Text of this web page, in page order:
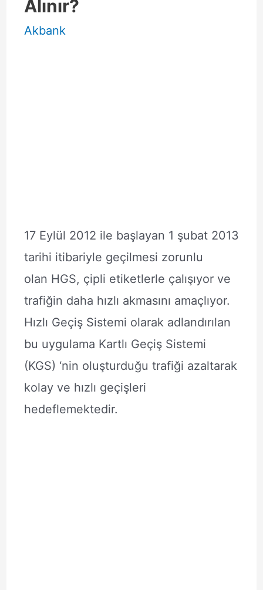
Alınır?
Akbank
17 Eylül 2012 ile başlayan 1 şubat 2013
tarihi itibariyle geçilmesi zorunlu
olan HGS, çipli etiketlerle çalışıyor ve
trafiğin daha hızlı akmasını amaçlıyor.
Hızlı Geçiş Sistemi olarak adlandırılan
bu uygulama Kartlı Geçiş Sistemi
(KGS) ‘nin oluşturduğu trafiği azaltarak
kolay ve hızlı geçişleri
hedeflemektedir.